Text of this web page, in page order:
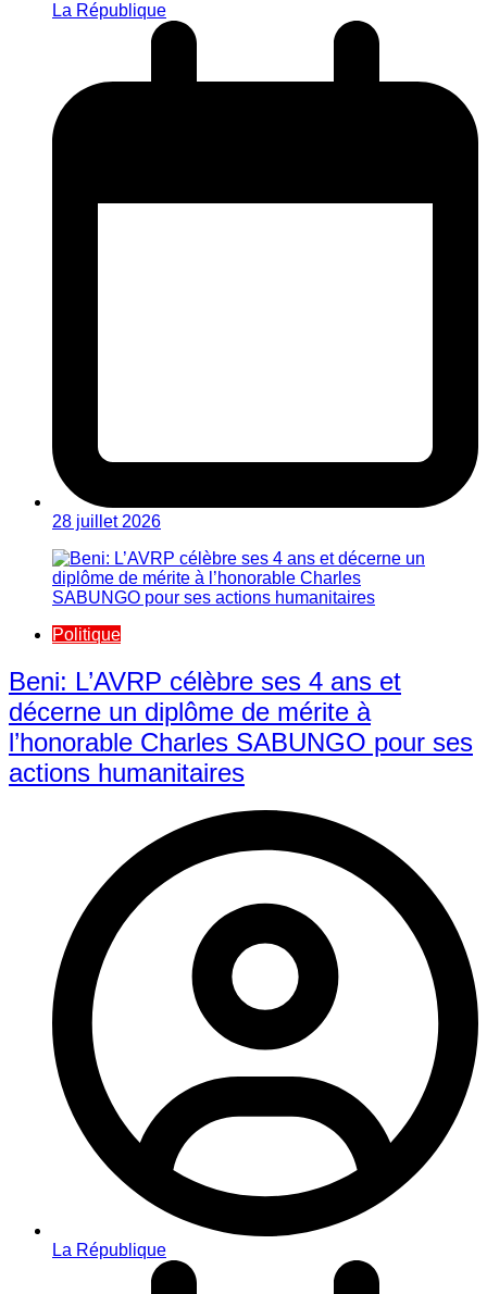
La République
28 juillet 2026
Politique
Beni: L’AVRP célèbre ses 4 ans et
décerne un diplôme de mérite à
l’honorable Charles SABUNGO pour ses
actions humanitaires
La République